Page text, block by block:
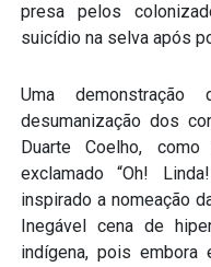
presa pelos
suicídio na selva após
Uma
desumanização dos
Duarte Coelho,
exclamado “Oh!
inspirado a nomeação
Inegável cena de
indígena, pois embora